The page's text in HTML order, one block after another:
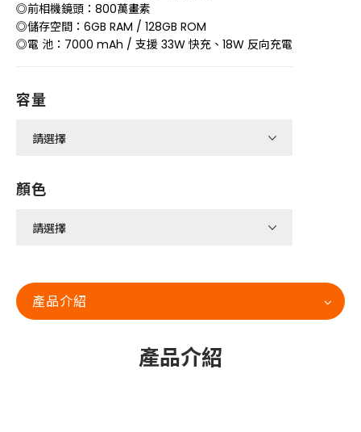
◎前相機鏡頭：800萬畫素
◎儲存空間：6GB RAM / 128GB ROM
◎電 池：7000 mAh / 支援 33W 快充、18W 反向充電
容量
顏色
產品介紹
產品介紹